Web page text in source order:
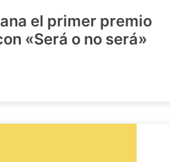
el primer premio
«Será o no será»